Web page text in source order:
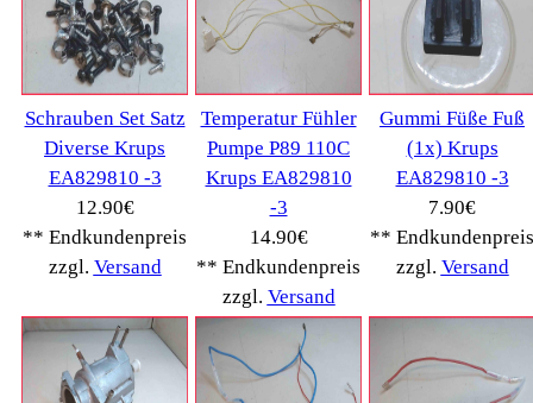
Ambiano(29)
BIALETTI(27)
Bosch(2885)
BRAUN(79)
Café express(14)
DeLonghi(7443)
Gaggia
Gastroback(50)
Jura(14045)
(3904)
Melitta(2275)
Miele(250)
NIVONA(1403)
Philips Km
(1415)
Privileg(134)
Saeco(9286)